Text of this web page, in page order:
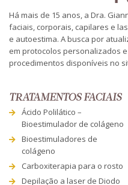
Há mais de 15 anos, a Dra.
faciais, corporais, capilares e
e autoestima. A busca por
em protocolos personalizados
procedimentos disponíveis no
TRATAMENTOS FACIAIS
Ácido Polilático –
Bioestimulador de colágeno
Bioestimuladores de
colágeno
Carboxiterapia para o rosto
Depilação a laser de Diodo